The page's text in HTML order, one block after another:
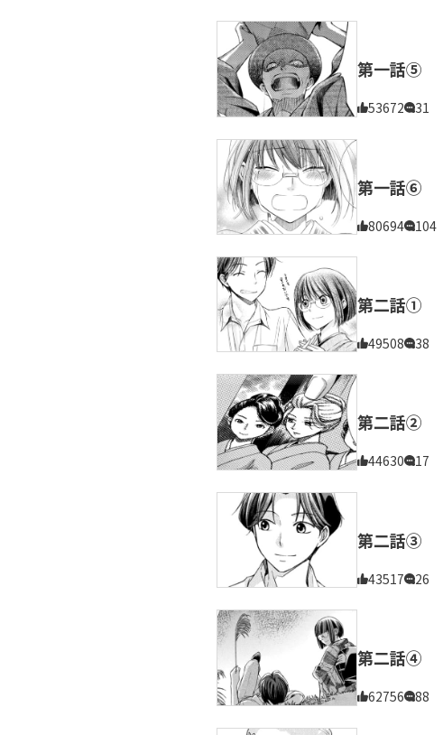
第一話⑤
53672 31
第一話⑥
80694 104
第二話①
49508 38
第二話②
44630 17
第二話③
43517 26
第二話④
62756 88